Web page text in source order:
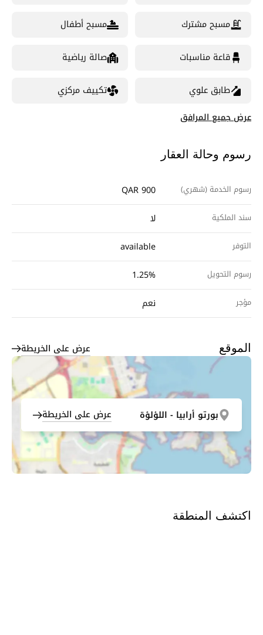
مسبح مشترك مسبح أطفال
قاعة مناسبات صالة رياضية
طابق علوي
تكييف مركزي
عرض جميع المرافق
رسوم وحالة العقار
رسوم الخدمة (شهري) QAR 900
سند الملكية لا
التوفر available
رسوم التحويل 1.25%
مؤجر نعم
الموقع عرض على الخريطة
بورتو أرابيا - اللؤلؤة عرض على الخريطة
اكتشف المنطقة